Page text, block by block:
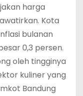
harga
Kota
bulanan
0,3 persen.
oleh tingginya
kuliner yang
Bandung